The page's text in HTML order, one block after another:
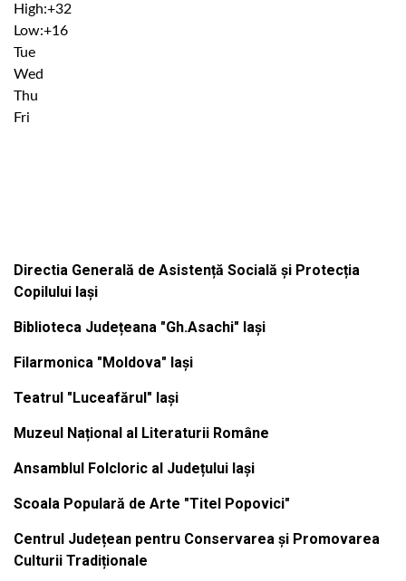
High:+32
Low:+16
Tue
Wed
Thu
Fri
Directia Generală de Asistență Socială și Protecția
Copilului Iași
Biblioteca Județeana "Gh.Asachi" Iași
Filarmonica "Moldova" Iași
Teatrul "Luceafărul" Iași
Muzeul Național al Literaturii Române
Ansamblul Folcloric al Județului Iași
Scoala Populară de Arte "Titel Popovici"
Centrul Județean pentru Conservarea și Promovarea
Culturii Tradiționale